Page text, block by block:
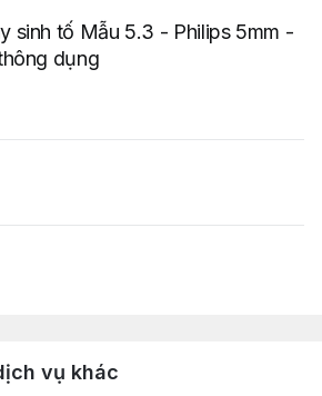
sinh tố Mẫu 5.3 - Philips 5mm -
dụng
vụ khác